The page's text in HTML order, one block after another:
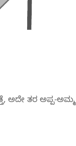
ಅದೇ ತರ ಅಪ್ಪ-ಅಮ್ಮ